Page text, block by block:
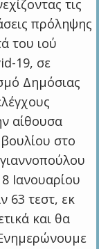
τις
πρόληψης
του ιού
19, σε
Δημόσιας
αίθουσα
στο
Ιανουαρίου
63 τεστ, εκ
και θα